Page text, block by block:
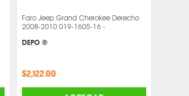
Faro Jeep Grand Cherokee Derecho
2008-2010 019-1605-16 -
DEPO ®
$2,122.00